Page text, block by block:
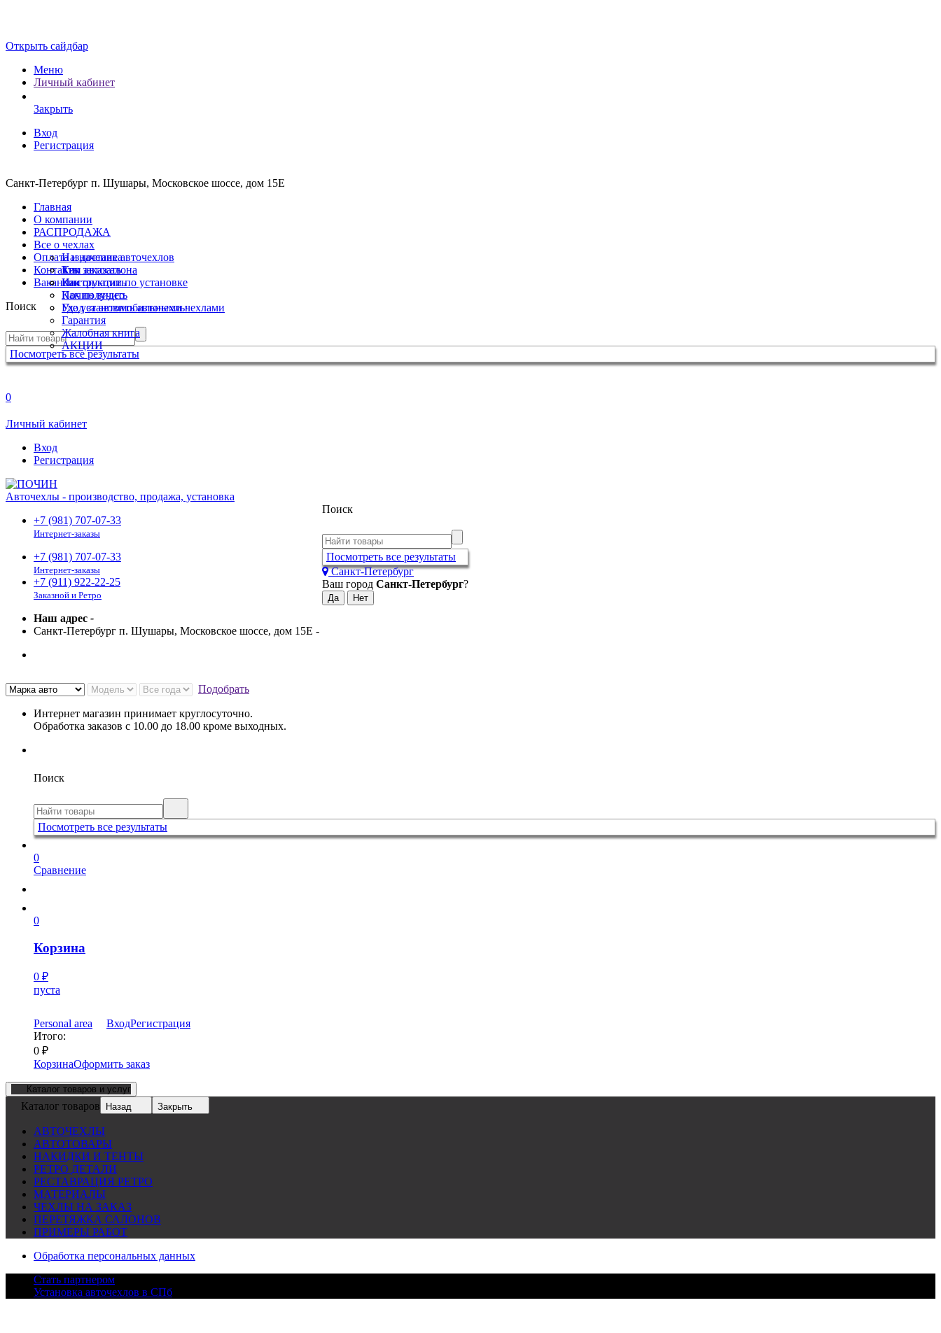
Открыть сайдбар
Меню
Личный кабинет
Закрыть
Вход
Регистрация
Санкт-Петербург п. Шушары, Московское шоссе, дом 15Е
Главная
О компании
РАСПРОДАЖА
Все о чехлах
Назначение авточехлов
Тип автосалона
Инструкции по установке
Почин видео
Уход за автомобильными чехлами
Оплата и доставка
Как заказать
Как оплатить
Как получить
Где установить авточехлы
Гарантия
Жалобная книга
АКЦИИ
Контакты
Вакансии
Поиск
Посмотреть все результаты
0
Личный кабинет
Вход
Регистрация
Авточехлы - производство, продажа, установка
+7 (981) 707-07-33
Интернет-заказы
+7 (981) 707-07-33
Интернет-заказы
+7 (911) 922-22-25
Заказной и Ретро
Наш адрес -
Санкт-Петербург п. Шушары, Московское шоссе, дом 15Е -
Поиск
Посмотреть все результаты
Санкт-Петербург
Ваш город Санкт-Петербург?
Подобрать
Интернет магазин принимает круглосуточно.
Обработка заказов с 10.00 до 18.00 кроме выходных.
Поиск
Посмотреть все результаты
0
Сравнение
0
Корзина
0 ₽
пуста
Personal area ВходРегистрация
Итого:
0 ₽
КорзинаОформить заказ
Каталог товаров и услуг
Каталог товаров Назад Закрыть
АВТОЧЕХЛЫ
АВТОТОВАРЫ
НАКИДКИ И ТЕНТЫ
РЕТРО ДЕТАЛИ
РЕСТАВРАЦИЯ РЕТРО
МАТЕРИАЛЫ
ЧЕХЛЫ НА ЗАКАЗ
ПЕРЕТЯЖКА САЛОНОВ
ПРИМЕРЫ РАБОТ
Обработка персональных данных
Стать партнером
Установка авточехлов в СПб